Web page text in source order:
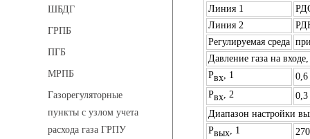
ШБДГ
ГРПБ
ПГБ
МРПБ
Газорегуляторные
пункты с узлом учета
расхода газа ГРПУ
Линия 1
Линия 2
Регулируемая среда
Давление газа на
Рвх, 1
0,6
Рвх, 2
0,3
Диапазон настройки
Рвых, 1